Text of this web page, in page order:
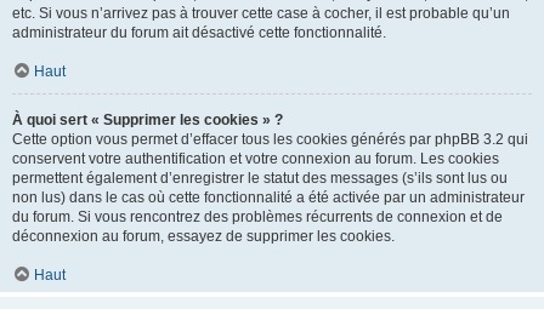
etc. Si vous n’arrivez pas à trouver cette case à cocher, il est probable qu’un
administrateur du forum ait désactivé cette fonctionnalité.
Haut
À quoi sert « Supprimer les cookies » ?
Cette option vous permet d’effacer tous les cookies générés par phpBB 3.2 qui
conservent votre authentification et votre connexion au forum. Les cookies
permettent également d’enregistrer le statut des messages (s’ils sont lus ou
non lus) dans le cas où cette fonctionnalité a été activée par un administrateur
du forum. Si vous rencontrez des problèmes récurrents de connexion et de
déconnexion au forum, essayez de supprimer les cookies.
Haut